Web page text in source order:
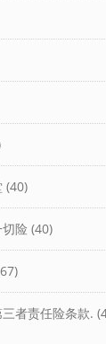
(40)
险 (40)
者责任险条款.